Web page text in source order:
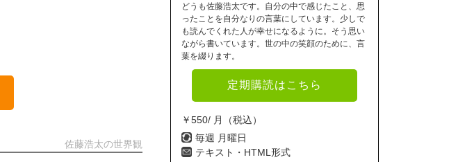
佐藤浩太の世界観
どうも佐藤浩太です。自分の中で感じたこと、思
ったことを自分なりの言葉にしています。少しで
も読んでくれた人が幸せになるように。そう思い
ながら書いています。世の中の笑顔のために、言
葉を綴ります。
定期購読はこちら
￥550/ 月（税込）
毎週 月曜日
テキスト・HTML形式